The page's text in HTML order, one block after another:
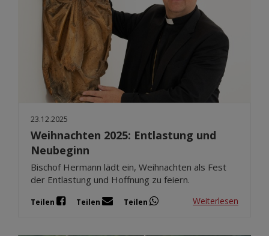
23.12.2025
Weihnachten 2025: Entlastung und
Neubeginn
Bischof Hermann lädt ein, Weihnachten als Fest
der Entlastung und Hoffnung zu feiern.
Teilen Teilen Teilen Weiterlesen